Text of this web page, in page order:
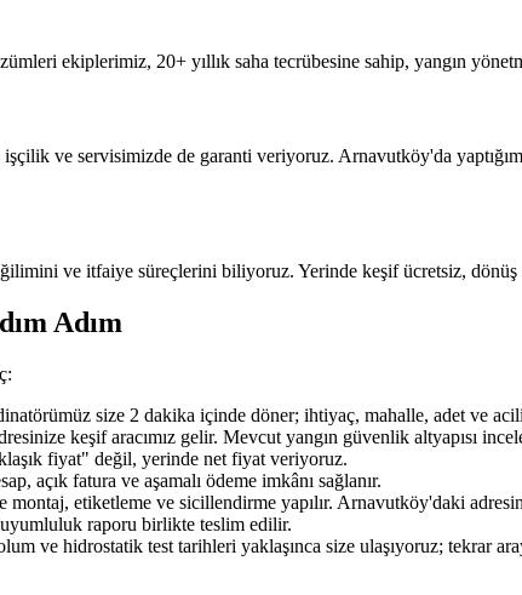
ekiplerimiz, 20+ yıllık saha tecrübesine sahip, yangın
ve servisimizde de garanti veriyoruz. Arnavutköy'da
ve itfaiye süreçlerini biliyoruz. Yerinde keşif ücretsiz, dönüş
Adım
size 2 dakika içinde döner; ihtiyaç, mahalle, adet ve
keşif aracımız gelir. Mevcut yangın güvenlik altyapısı
fiyat" değil, yerinde net fiyat veriyoruz.
açık fatura ve aşamalı ödeme imkânı sağlanır.
etiketleme ve sicillendirme yapılır. Arnavutköy'daki
raporu birlikte teslim edilir.
ve hidrostatik test tarihleri yaklaşınca size ulaşıyoruz; tekrar